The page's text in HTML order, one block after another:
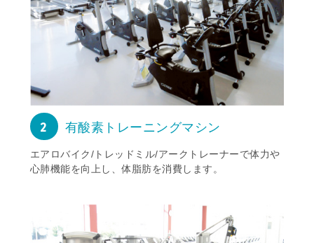
2 有酸素トレーニングマシン
エアロバイク/トレッドミル/アークトレーナーで体力や
心肺機能を向上し、体脂肪を消費します。